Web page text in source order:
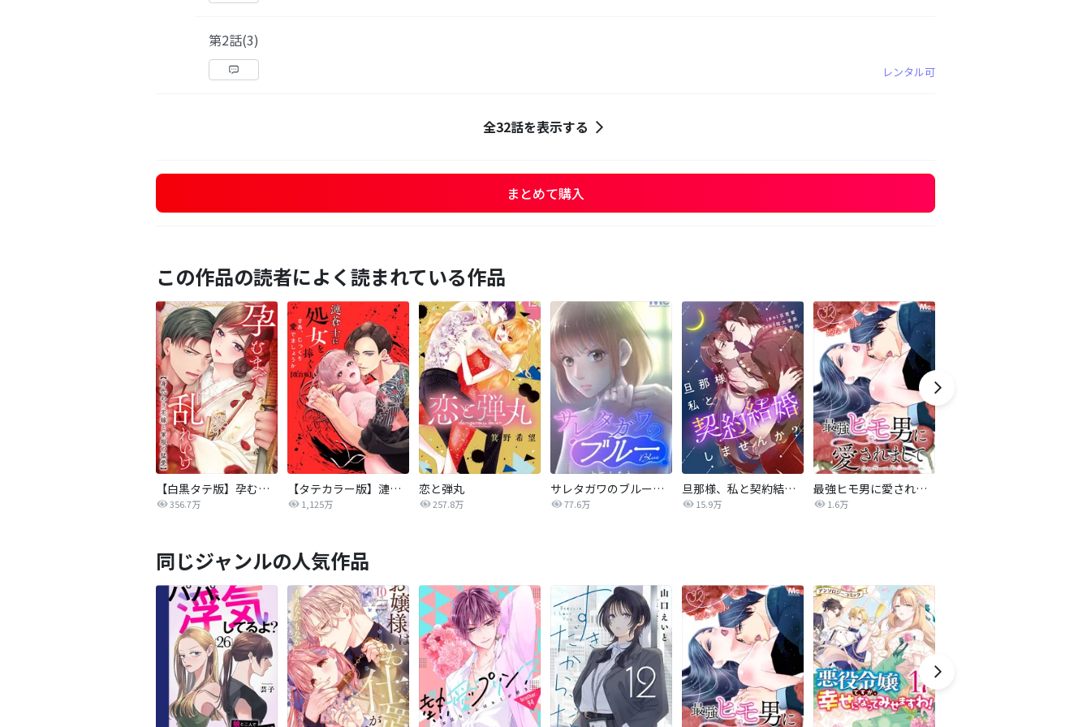
第2話(3)
レンタル可
全32話を表示する
まとめて購入
この作品の読者によく読まれている作品
【白黒タテ版】孕むまで乱れいけ～身代わり花嫁と軍服の猛愛
356.7万
【タテカラー版】漣蒼士に処女を捧ぐ～さあ、じっくり愛でましょうか
1,125万
恋と弾丸
257.8万
サレタガワのブルー【タテヨミ】
77.6万
旦那様、私と契約結婚しませんか？【タテヨミ】
15.9万
最強ヒモ男に愛されまして
1.6万
同じジャンルの人気作品